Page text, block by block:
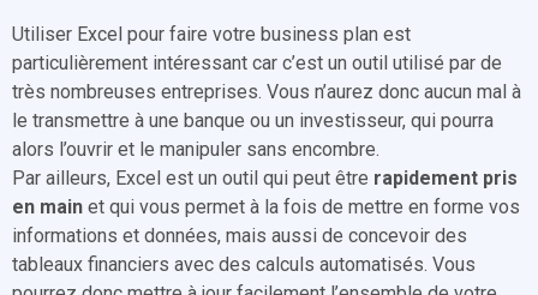
Utiliser Excel pour faire votre business plan est
particulièrement intéressant car c’est un outil utilisé par de
très nombreuses entreprises. Vous n’aurez donc aucun mal à
le transmettre à une banque ou un investisseur, qui pourra
alors l’ouvrir et le manipuler sans encombre.
Par ailleurs, Excel est un outil qui peut être rapidement pris
en main et qui vous permet à la fois de mettre en forme vos
informations et données, mais aussi de concevoir des
tableaux financiers avec des calculs automatisés. Vous